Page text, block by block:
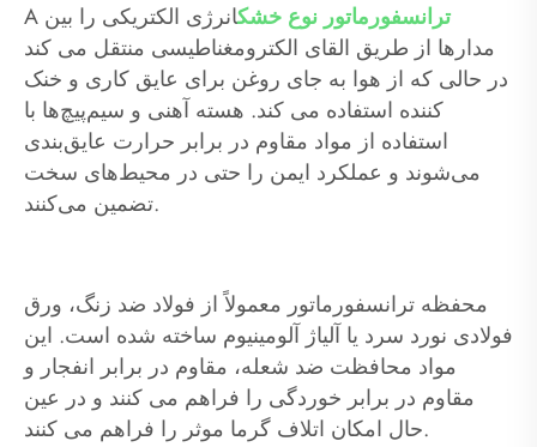
A ترانسفورماتور نوع خشکانرژی الکتریکی را بین
مدارها از طریق القای الکترومغناطیسی منتقل می کند
در حالی که از هوا به جای روغن برای عایق کاری و خنک
کننده استفاده می کند. هسته آهنی و سیم‌پیچ‌ها با
استفاده از مواد مقاوم در برابر حرارت عایق‌بندی
می‌شوند و عملکرد ایمن را حتی در محیط‌های سخت
تضمین می‌کنند.
محفظه ترانسفورماتور معمولاً از فولاد ضد زنگ، ورق
فولادی نورد سرد یا آلیاژ آلومینیوم ساخته شده است. این
مواد محافظت ضد شعله، مقاوم در برابر انفجار و
مقاوم در برابر خوردگی را فراهم می کنند و در عین
حال امکان اتلاف گرما موثر را فراهم می کنند.